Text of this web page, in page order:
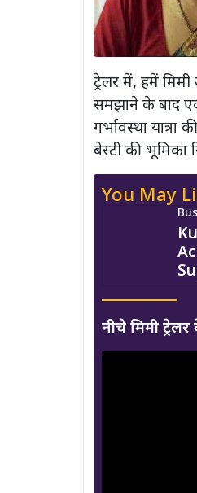
ट्रेलर में, हमें
समझाने के बाद
गर्भावस्था
बेस्टी की भूमिका
You May
नीचे मिमी